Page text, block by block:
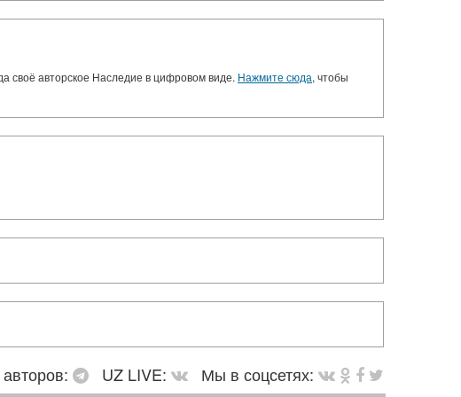
своё авторское Наследие в цифровом виде. Нажмите сюда, чтобы
UZ LIVE: Мы в соцсетях: